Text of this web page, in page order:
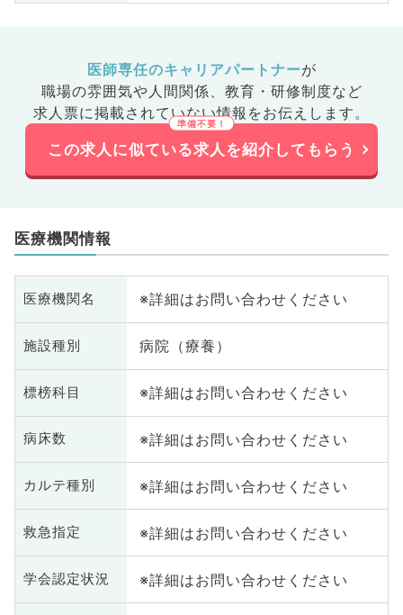
医師専任のキャリアパートナーが
職場の雰囲気や人間関係、 教育・研修制度など
求人票に掲載されていない情報をお伝えします。
この求人に似ている求人を紹介してもらう
医療機関情報
医療機関名 ※詳細はお問い合わせください
施設種別 病院（療養）
標榜科目 ※詳細はお問い合わせください
病床数 ※詳細はお問い合わせください
カルテ種別 ※詳細はお問い合わせください
救急指定 ※詳細はお問い合わせください
学会認定状況 ※詳細はお問い合わせください